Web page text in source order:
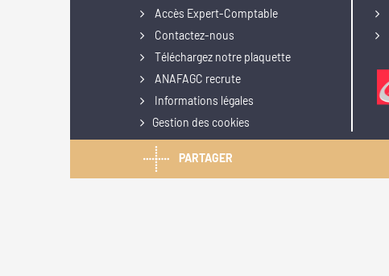
Accès Expert-Comptable
Contactez-nous
Téléchargez notre plaquette
ANAFAGC recrute
Informations légales
Gestion des cookies
PARTAGER